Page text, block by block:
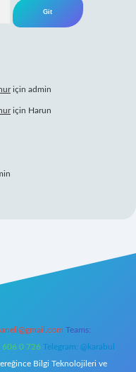
için admin
için Harun
Teams:
606 0 726 Telegram: @karabul
Bilgi Teknolojileri ve